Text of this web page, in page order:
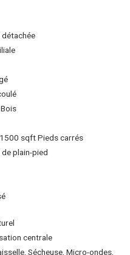
sqft Pieds carrés
plain-pied
centrale
Sécheuse, Micro-ondes,